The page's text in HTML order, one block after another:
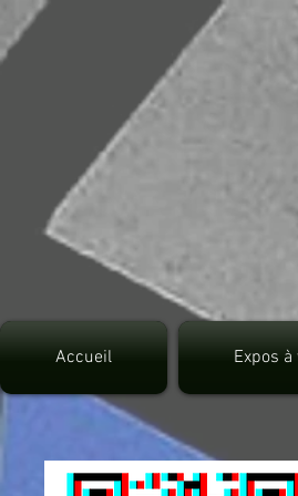
src="https://pagead2.googlesyndication.com/pagead/js/
Accueil Expos